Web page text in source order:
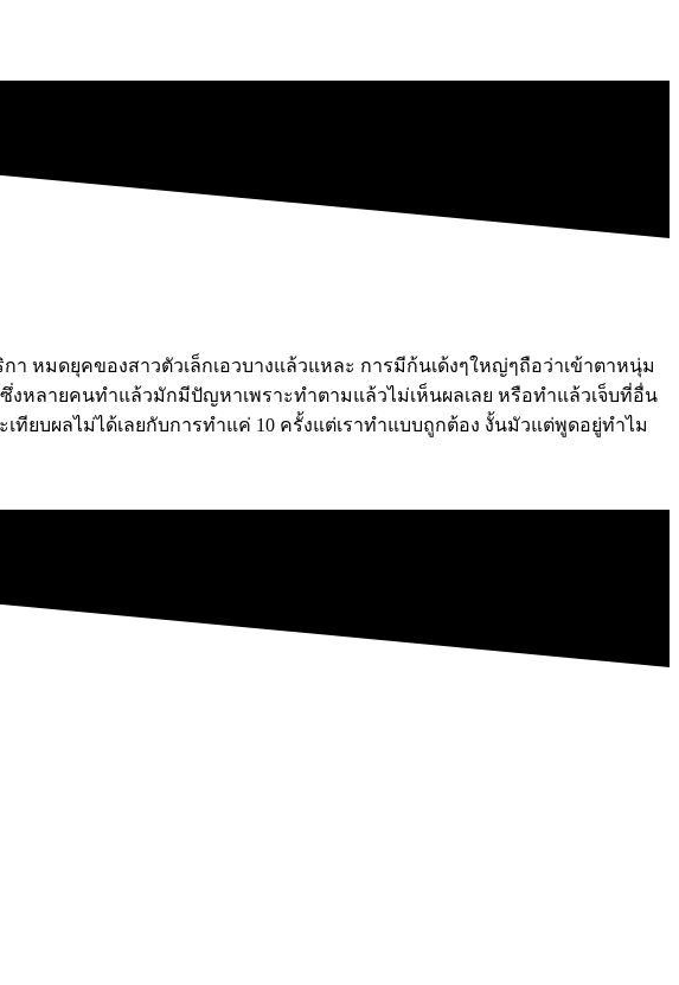
หมดยุคของสาวตัวเล็กเอวบางแล้วแหละ การมีก้นเด้งๆใหญ่ๆถือว่าเข้าตาหนุ่ม
หลายคนทำแล้วมักมีปัญหาเพราะทำตามแล้วไม่เห็นผลเลย หรือทำแล้วเจ็บที่อื่น
ยบผลไม่ได้เลยกับการทำแค่ 10 ครั้งแต่เราทำแบบถูกต้อง งั้นมัวแต่พูดอยู่ทำไม